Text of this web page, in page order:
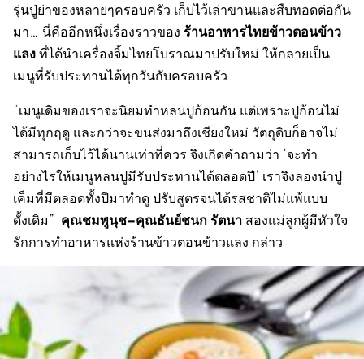
รุ่นปู่ย่าของหลายๆครอบครัว เก็บไว้เล่าขานและสืบทอดต่อกัน
มา… นี่คืออีกหนึ่งเรื่องราวของ ร้านอาหารไทยข้าวตอนข้าว
แลงที่ได้นำเครื่องจิ้มไทยโบราณมาปรับใหม่ ให้กลายเป็น
เมนูที่รับประทานได้ทุกวันกับครอบครัว
“เมนูเดิมของเราจะนิยมทำหลนปูก้อนกัน แต่เพราะปูก้อนไม่
ได้มีทุกฤดู และกว่าจะขนส่งมาถึงเชียงใหม่ วัตถุดิบก็อาจไม่
สามารถเก็บไว้ได้นานเท่าที่ควร จึงเกิดคำถามว่า ‘จะทำ
อย่างไรให้เมนูหลนปูมีรับประทานได้ตลอดปี’ เราจึงลองนำปู
เค็มที่มีตลอดทั้งปีมาทำดู ปรับสูตรจนได้รสชาติไม่แพ้แบบ
ดั้งเดิม” คุณชมพูนุช–คุณธันย์ชนก รัตนา สองแม่ลูกผู้มีหัวใจ
รักการทำอาหารแห่งร้านข้าวตอนข้าวแลง กล่าว